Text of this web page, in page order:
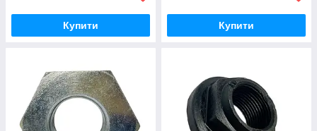
Купити Купити